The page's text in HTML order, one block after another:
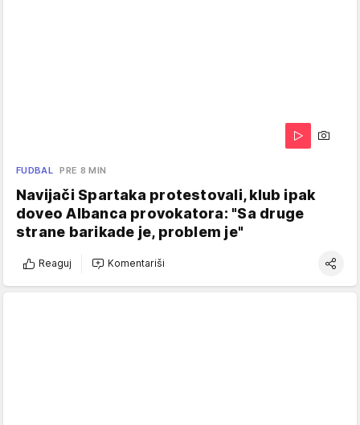
FUDBAL PRE 8 MIN
Navijači Spartaka protestovali, klub ipak
doveo Albanca provokatora: "Sa druge
strane barikade je, problem je"
Reaguj Komentariši